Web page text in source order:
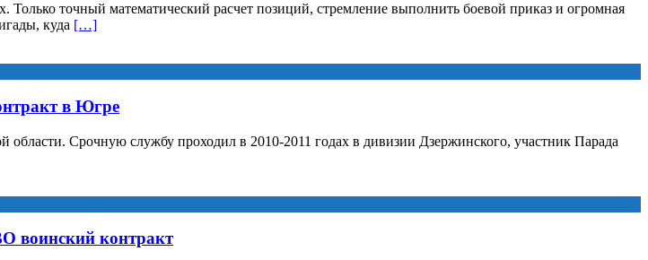
точный математический расчет позиций, стремление выполнить боевой приказ и огромная
куда […]
в Югре
Срочную службу проходил в 2010-2011 годах в дивизии Дзержинского, участник Парада
воинский контракт